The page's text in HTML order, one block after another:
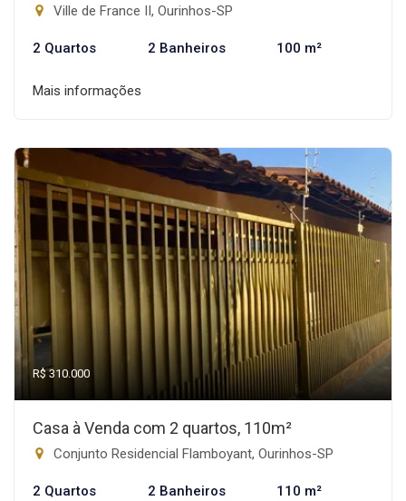
Ville de France II, Ourinhos-SP
2 Quartos 2 Banheiros 100 m²
Mais informações
R$ 310.000
Casa à Venda com 2 quartos, 110m²
Conjunto Residencial Flamboyant, Ourinhos-SP
2 Quartos 2 Banheiros 110 m²